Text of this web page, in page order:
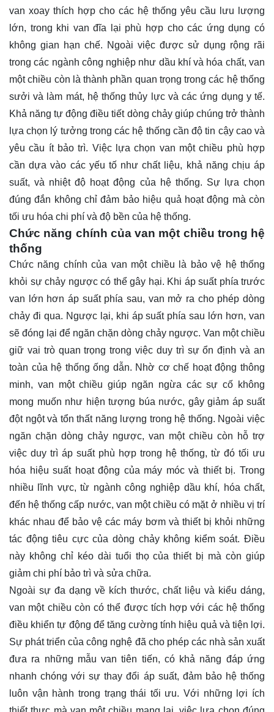
van xoay thích hợp cho các hệ thống yêu cầu lưu lượng
lớn, trong khi van đĩa lại phù hợp cho các ứng dụng có
không gian hạn chế. Ngoài việc được sử dụng rộng rãi
trong các ngành công nghiệp như dầu khí và hóa chất, van
một chiều còn là thành phần quan trọng trong các hệ thống
sưởi và làm mát, hệ thống thủy lực và các ứng dụng y tế.
Khả năng tự động điều tiết dòng chảy giúp chúng trở thành
lựa chọn lý tưởng trong các hệ thống cần độ tin cậy cao và
yêu cầu ít bảo trì. Việc lựa chọn van một chiều phù hợp
cần dựa vào các yếu tố như chất liệu, khả năng chịu áp
suất, và nhiệt độ hoạt động của hệ thống. Sự lựa chọn
đúng đắn không chỉ đảm bảo hiệu quả hoạt động mà còn
tối ưu hóa chi phí và độ bền của hệ thống.
Chức năng chính của van một chiều trong hệ
thống
Chức năng chính của van một chiều là bảo vệ hệ thống
khỏi sự chảy ngược có thể gây hại. Khi áp suất phía trước
van lớn hơn áp suất phía sau, van mở ra cho phép dòng
chảy đi qua. Ngược lại, khi áp suất phía sau lớn hơn, van
sẽ đóng lại để ngăn chặn dòng chảy ngược. Van một chiều
giữ vai trò quan trọng trong việc duy trì sự ổn định và an
toàn của hệ thống ống dẫn. Nhờ cơ chế hoạt động thông
minh, van một chiều giúp ngăn ngừa các sự cố không
mong muốn như hiện tượng búa nước, gây giảm áp suất
đột ngột và tổn thất năng lượng trong hệ thống. Ngoài việc
ngăn chặn dòng chảy ngược, van một chiều còn hỗ trợ
việc duy trì áp suất phù hợp trong hệ thống, từ đó tối ưu
hóa hiệu suất hoạt động của máy móc và thiết bị. Trong
nhiều lĩnh vực, từ ngành công nghiệp dầu khí, hóa chất,
đến hệ thống cấp nước, van một chiều có mặt ở nhiều vị trí
khác nhau để bảo vệ các máy bơm và thiết bị khỏi những
tác động tiêu cực của dòng chảy không kiểm soát. Điều
này không chỉ kéo dài tuổi thọ của thiết bị mà còn giúp
giảm chi phí bảo trì và sửa chữa.
Ngoài sự đa dạng về kích thước, chất liệu và kiểu dáng,
van một chiều còn có thể được tích hợp với các hệ thống
điều khiển tự động để tăng cường tính hiệu quả và tiện lợi.
Sự phát triển của công nghệ đã cho phép các nhà sản xuất
đưa ra những mẫu van tiên tiến, có khả năng đáp ứng
nhanh chóng với sự thay đổi áp suất, đảm bảo hệ thống
luôn vận hành trong trạng thái tối ưu. Với những lợi ích